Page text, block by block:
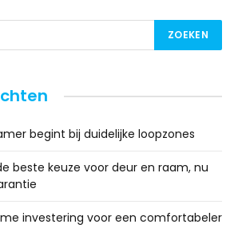
begint bij duidelijke loopzones
beste keuze voor deur en raam, nu
investering voor een comfortabeler